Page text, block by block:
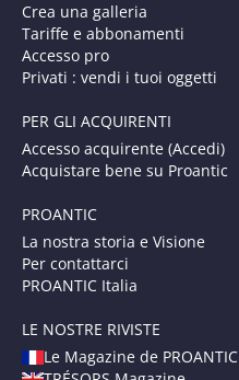
Crea una galleria
Tariffe e abbonamenti
Accesso pro
Privati : vendi i tuoi oggetti
PER GLI ACQUIRENTI
Accesso acquirente (Accedi)
Acquistare bene su Proantic
PROANTIC
La nostra storia e Visione
Per contattarci
PROANTIC Italia
LE NOSTRE RIVISTE
Le Magazine de PROANTIC